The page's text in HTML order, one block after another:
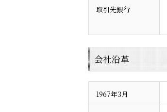
取引先銀行
会社沿革
1967年3月